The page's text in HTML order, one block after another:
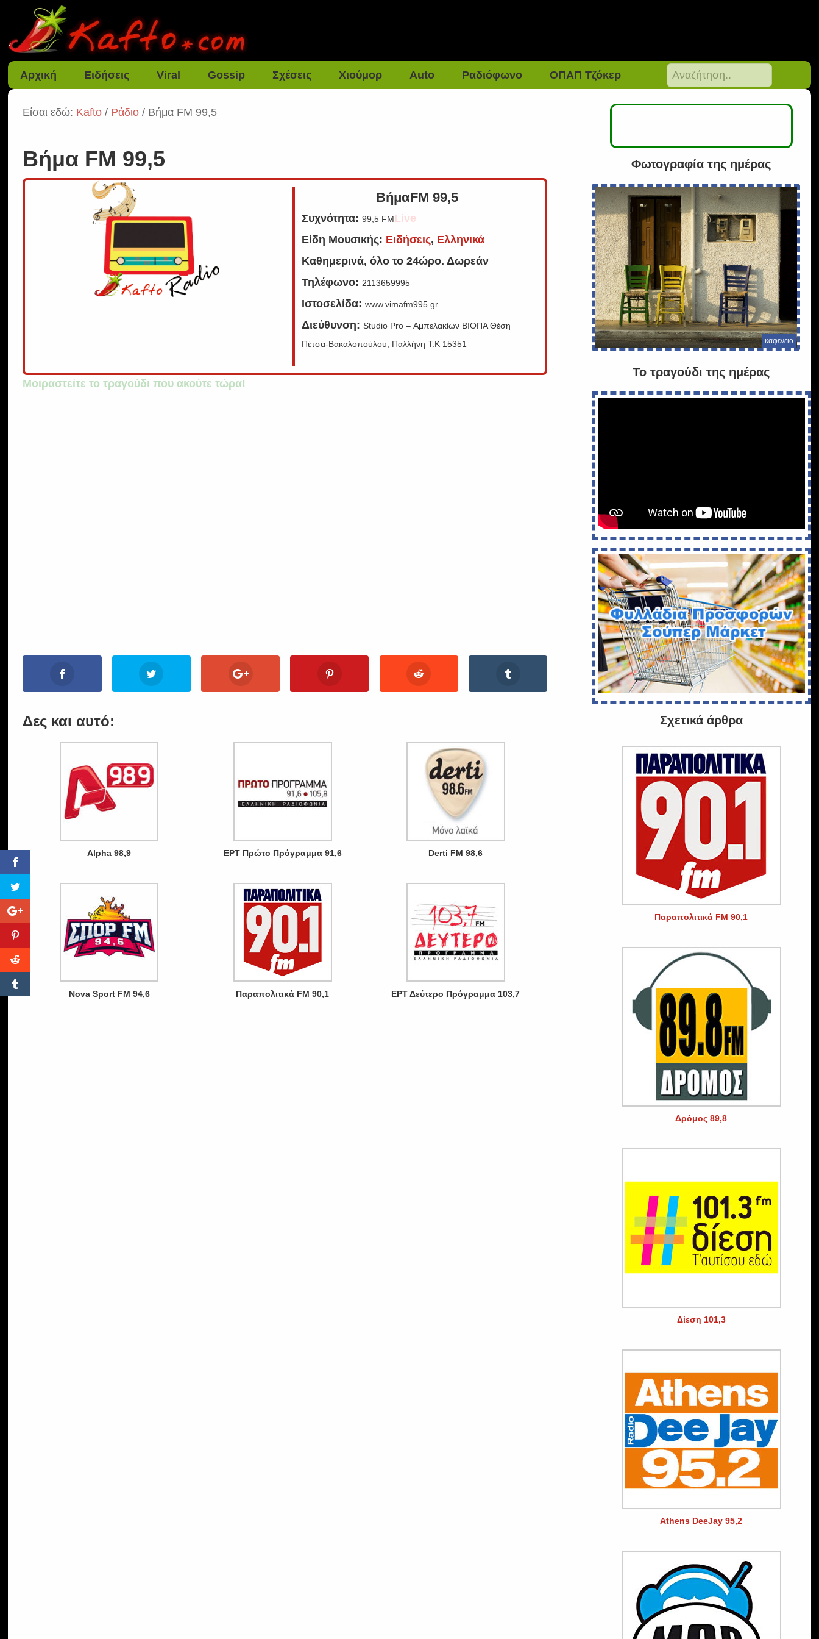
Αρχική Ειδήσεις Viral Gossip Σχέσεις Χιούμορ Auto Ραδιόφωνο ΟΠΑΠ Τζόκερ
Είσαι εδώ: Kafto / Ράδιο / Βήμα FM 99,5
Βήμα FM 99,5
ΒήμαFM 99,5
Συχνότητα: 99,5 FMLive
Είδη Μουσικής: Ειδήσεις, Ελληνικά
Καθημερινά, όλο το 24ώρο. Δωρεάν
Τηλέφωνο: 2113659995
Ιστοσελίδα: www.vimafm995.gr
Διεύθυνση: Studio Pro – Αμπελακίων ΒΙΟΠΑ Θέση
Πέτσα-Βακαλοπούλου, Παλλήνη T.K 15351
Μοιραστείτε το τραγούδι που ακούτε τώρα!
Δες και αυτό:
Alpha 98,9 ΕΡΤ Πρώτο Πρόγραμμα 91,6 Derti FM 98,6
Nova Sport FM 94,6 Παραπολιτικά FM 90,1 ΕΡΤ Δεύτερο Πρόγραμμα 103,7
Φωτογραφία της ημέρας
καφενειο
Το τραγούδι της ημέρας
Σχετικά άρθρα
Παραπολιτικά FM 90,1
Δρόμος 89,8
Δίεση 101,3
Athens DeeJay 95,2